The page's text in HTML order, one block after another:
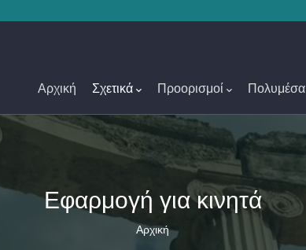
Αρχική Σχετικά Προορισμοί Πολυμέσα
Εφαρμογή για κινητά
Breadcrumb
Αρχική